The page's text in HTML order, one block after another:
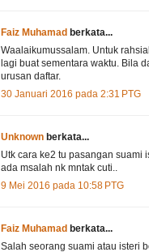
Faiz Muhamad berkata...
Waalaikumussalam. Untuk
lagi buat sementara waktu. Bila
urusan daftar.
30 Januari 2016 pada 2:31 PTG
Unknown berkata...
Utk cara ke2 tu pasangan suami
ada msalah nk mntak cuti..
9 Mei 2016 pada 10:58 PTG
Faiz Muhamad berkata...
Salah seorang suami atau isteri